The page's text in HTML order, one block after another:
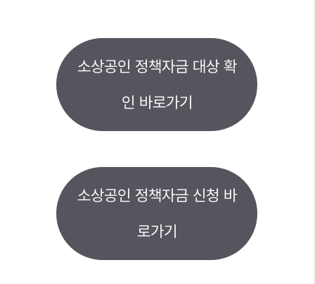
소상공인 정책자금 대상 확
인 바로가기
소상공인 정책자금 신청 바
로가기